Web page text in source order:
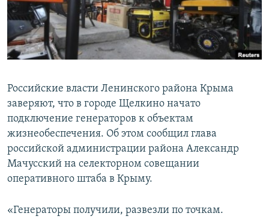
ПОБЕДИТЕЛЕЙ НЕ СУДЯТ?
КРЫМ.НЕПОКОРЕННЫЙ
ELIFBE
ПРИСОЕДИНЯЙТЕСЬ!
Все сайты RFE/RL
Российские власти Ленинского района Крыма
заверяют, что в городе Щелкино начато
подключение генераторов к объектам
жизнеобеспечения. Об этом сообщил глава
российской администрации района Александр
Мачусский на селекторном совещании
оперативного штаба в Крыму.
«Генераторы получили, развезли по точкам.